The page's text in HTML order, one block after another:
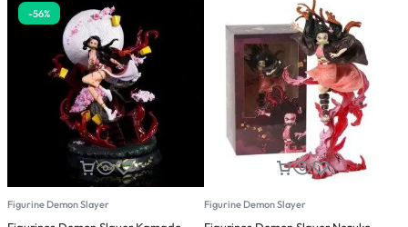
-56%
Figurine Demon Slayer Figurine Demon Slayer